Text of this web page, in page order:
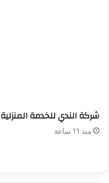
شركة الندي للخدمة المنزلية
منذ 11 ساعة